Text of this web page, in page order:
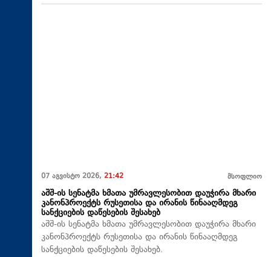
07 აგვისტო 2026, 21:42 მსოფლიო
აშშ-ის სენატმა ხმათა უმრავლესობით დაუჭირა მხარი
კანონპროექტს რუსეთისა და ირანის წინააღმდეგ
სანქციების დაწესების შესახებ
აშშ-ის სენატმა ხმათა უმრავლესობით დაუჭირა მხარი
კანონპროექტს რუსეთისა და ირანის წინააღმდეგ
სანქციების დაწესების შესახებ.